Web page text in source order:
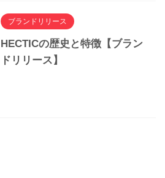
ブランドリリース
HECTICの歴史と特徴【ブラン
ドリリース】